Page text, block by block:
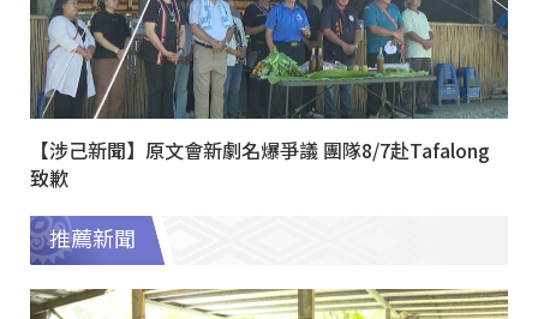
【涉己新聞】原文會新劇名爆爭議 團隊8/7赴Tafalong
致歉
推薦新聞